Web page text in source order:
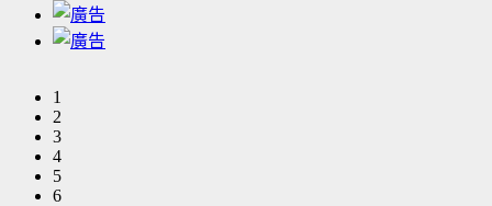
1
2
3
4
5
6